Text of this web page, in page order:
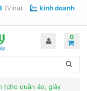
(Vina)
kinh doanh
0
(cho quần áo, giày